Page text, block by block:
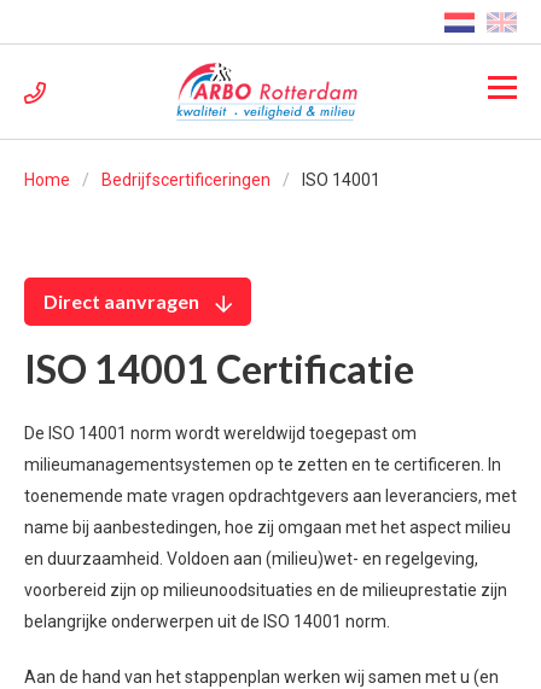
Home Bedrijfscertificeringen ISO 14001
Direct aanvragen
ISO 14001 Certificatie
De ISO 14001 norm wordt wereldwijd toegepast om
milieumanagementsystemen op te zetten en te certificeren. In
toenemende mate vragen opdrachtgevers aan leveranciers, met
name bij aanbestedingen, hoe zij omgaan met het aspect milieu
en duurzaamheid. Voldoen aan (milieu)wet- en regelgeving,
voorbereid zijn op milieunoodsituaties en de milieuprestatie zijn
belangrijke onderwerpen uit de ISO 14001 norm.
Aan de hand van het stappenplan werken wij samen met u (en